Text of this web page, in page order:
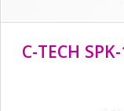
C-TECH